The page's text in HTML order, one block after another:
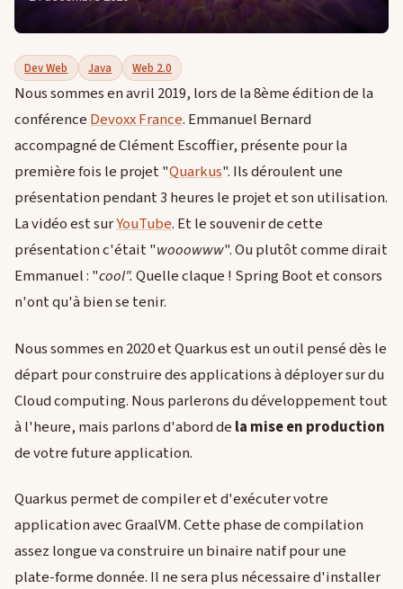
Dev Web Java Web 2.0
Nous sommes en avril 2019, lors de la 8ème édition de la
conférenceDevoxx France. Emmanuel Bernard
accompagné de Clément Escoffier, présente pour la
première fois le projet "Quarkus". Ils déroulent une
présentation pendant 3 heures le projet et son utilisation.
La vidéo est surYouTube. Et le souvenir de cette
présentation c'était "wooowww". Ou plutôt comme dirait
Emmanuel : "cool".Quelle claque ! Spring Boot et consors
n'ont qu'à bien se tenir.
Nous sommes en 2020 et Quarkus est un outil pensé dès le
départ pour construire des applications à déployer sur du
Cloud computing. Nous parlerons du développement tout
à l'heure, mais parlons d'abord de la mise en production
de votre future application.
Quarkus permet de compiler et d'exécuter votre
application avec GraalVM. Cette phase de compilation
assez longue va construire un binaire natif pour une
plate-forme donnée. Il ne sera plus nécessaire d'installer